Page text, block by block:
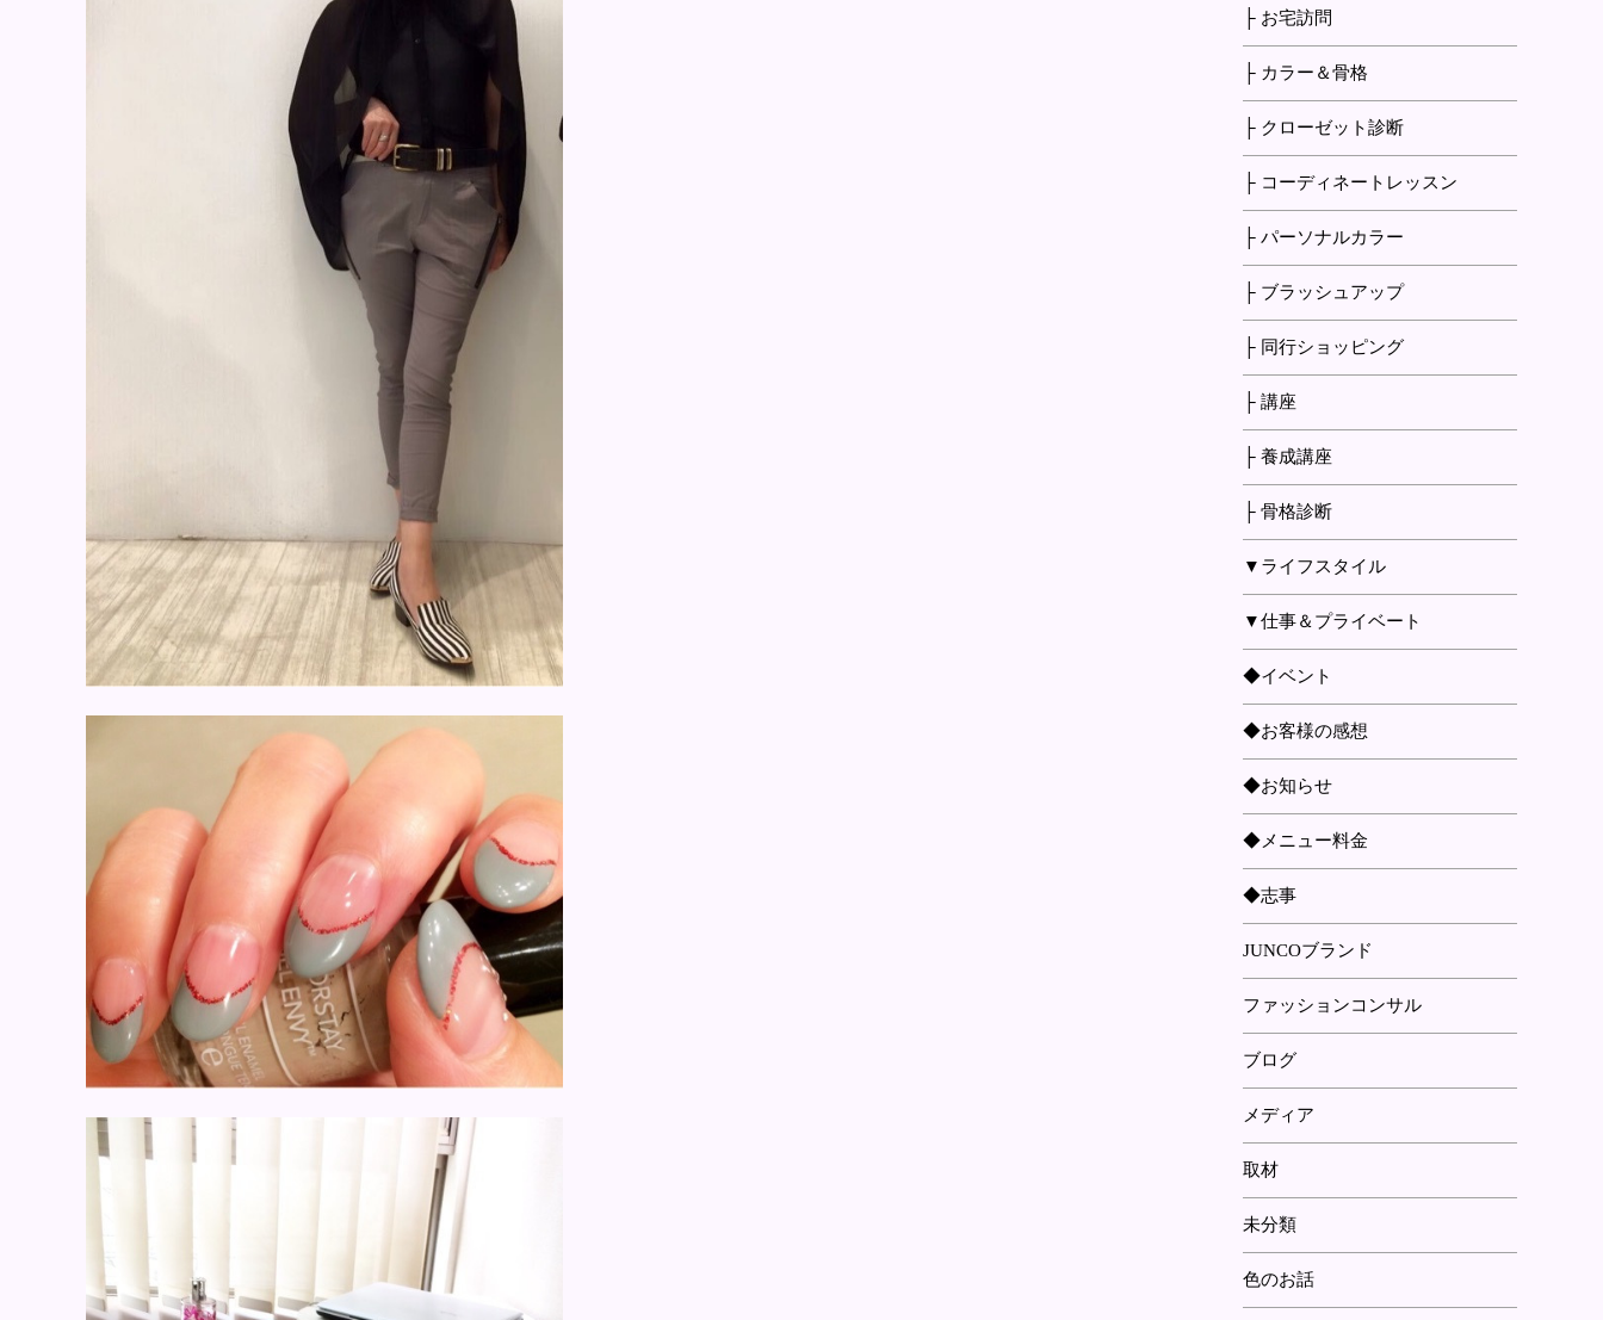
├ お宅訪問
├ カラー＆骨格
├ クローゼット診断
├ コーディネートレッスン
├ パーソナルカラー
├ ブラッシュアップ
├ 同行ショッピング
├ 講座
├ 養成講座
├ 骨格診断
▼ライフスタイル
▼仕事＆プライベート
◆イベント
◆お客様の感想
◆お知らせ
◆メニュー料金
◆志事
JUNCOブランド
ファッションコンサル
ブログ
メディア
取材
未分類
色のお話